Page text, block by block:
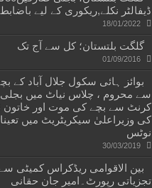
ڈیفالٹر نکلے,ریکوری کے لیے
18/01/2022
گلگت بلتستان؛ کل سے آج تک
01/09/2016
بوائز ہائی سکول جلال آباد کے
سے محروم ، چلاس نیاٹ میں
کرنٹ سے بچے کی موت اور خاتون
کی وزیراعلیٰ سیکریٹریٹ میں
نوٹس
30/03/2019
بین الاقوامی ریڈکراس کمیٹی
تجزیاتی رپورٹ۔امیر جان حقانی